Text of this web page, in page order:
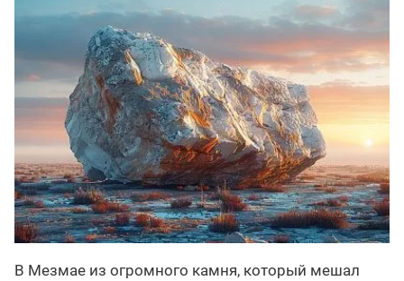
В Мезмае из огромного камня, который мешал